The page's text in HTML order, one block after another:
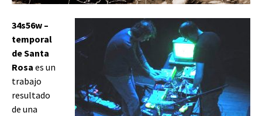
34s56w –
temporal
de Santa
Rosa es un
trabajo
resultado
de una